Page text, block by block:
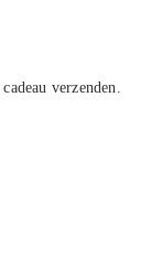
verzenden.